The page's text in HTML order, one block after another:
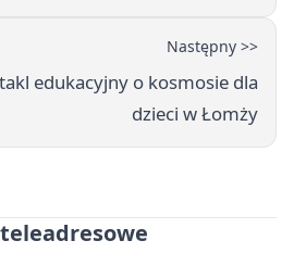
Następny >>
edukacyjny o kosmosie dla
dzieci w Łomży